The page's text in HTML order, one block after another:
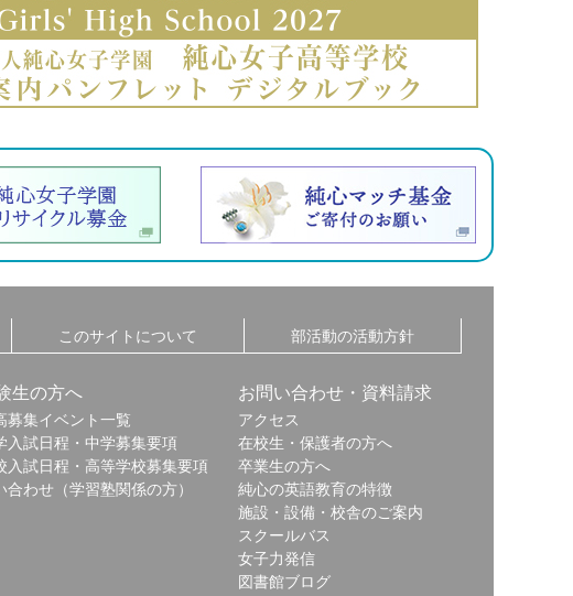
このサイトについて 部活動の活動方針
生の方へ
募集イベント一覧
入試日程・中学募集要項
入試日程・高等学校募集要項
合わせ（学習塾関係の方）
お問い合わせ・資料請求
アクセス
在校生・保護者の方へ
卒業生の方へ
純心の英語教育の特徴
施設・設備・校舎のご案内
スクールバス
女子力発信
図書館ブログ